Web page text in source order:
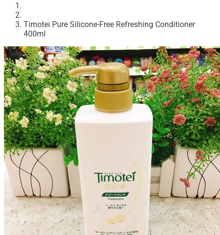
Timotei Pure Silicone-Free Refreshing Conditioner
400ml